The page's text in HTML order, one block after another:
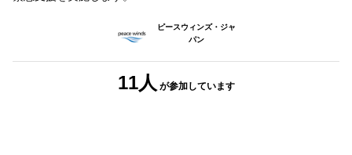
ピースウィンズ・ジャ
パン
11人 が参加しています